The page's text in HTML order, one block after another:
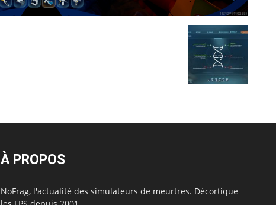
À PROPOS
NoFrag, l'actualité des simulateurs de meurtres. Décortique